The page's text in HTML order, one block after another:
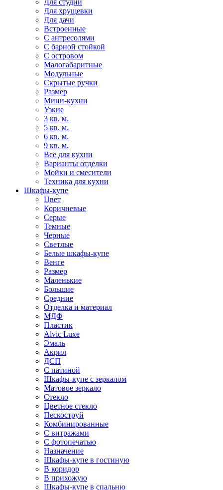
Для студии
Для хрущевки
Для дачи
Встроенные
С антресолями
С барной стойкой
С островом
Малогабаритные
Модульные
Скрытые ручки
Размер
Мини-кухни
Узкие
3 кв. м.
5 кв. м.
6 кв. м.
9 кв. м.
Все для кухни
Варианты отделки
Мойки и смесители
Техника для кухни
Шкафы-купе
Цвет
Коричневые
Серые
Темные
Черные
Светлые
Белые шкафы-купе
Венге
Размер
Маленькие
Большие
Средние
Отделка и материал
МДФ
Пластик
Alvic Luxe
Эмаль
Акрил
ДСП
С патиной
Шкафы-купе с зеркалом
Матовое зеркало
Стекло
Цветное стекло
Пескоструй
Комбинированные
С витражами
С фотопечатью
Назначение
Шкафы-купе в гостиную
В коридор
В прихожую
Шкафы-купе в спальню